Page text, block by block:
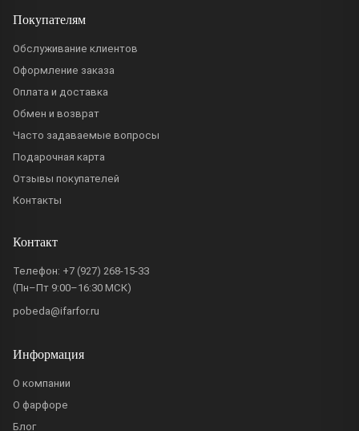
Покупателям
Обслуживание клиентов
Оформление заказа
Оплата и доставка
Обмен и возврат
Часто задаваемые вопросы
Подарочная карта
Отзывы покупателей
Контакты
Контакт
Телефон: +7 (927) 268-15-33
(Пн–Пт 9:00–16:30 МСК)
pobeda@ifarfor.ru
Информация
О компании
О фарфоре
Блог